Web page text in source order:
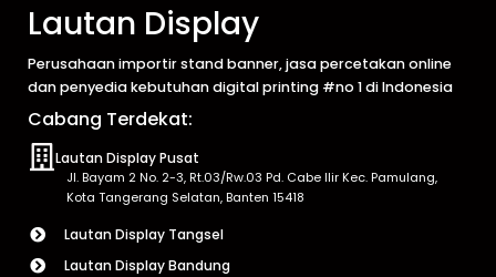
Lautan Display
Perusahaan importir stand banner, jasa percetakan online
dan penyedia kebutuhan digital printing #no 1 di Indonesia
Cabang Terdekat:
Lautan Display Pusat
Jl. Bayam 2 No. 2-3, Rt.03/Rw.03 Pd. Cabe Ilir Kec. Pamulang,
Kota Tangerang Selatan, Banten 15418
Lautan Display Tangsel
Lautan Display Bandung